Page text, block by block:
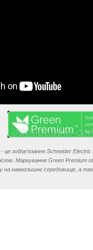
- це зобов’язання Schneider
Маркування Green Premium
на навколишнє середовище, а